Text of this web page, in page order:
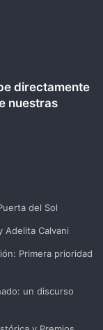
directamente
nuestras
del Sol
Adelita Calvani
Primera prioridad
un discurso